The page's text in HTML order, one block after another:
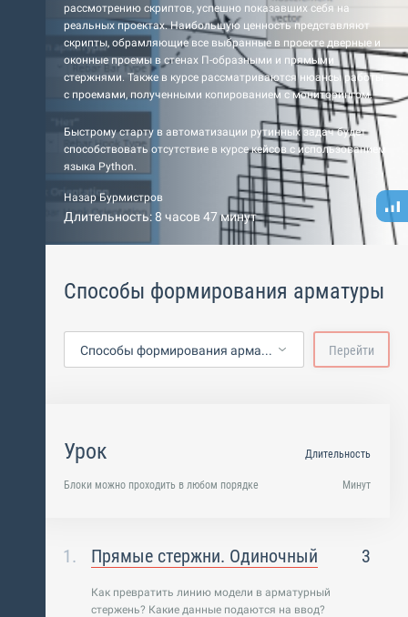
рассмотрению скриптов, успешно показавших себя на
реальных проектах. Наибольшую ценность представляют
скрипты, обрамляющие все выбранные в проекте дверные и
оконные проемы в стенах П-образными и прямыми
стержнями. Также в курсе рассматриваются нюансы работы
с проемами, полученными копированием с мониторингом.
Быстрому старту в автоматизации рутинных задач будет
способствовать отсутствие в курсе кейсов с использованием
языка Python.
Назар Бурмистров
Длительность: 8 часов 47 минут
Способы формирования арматуры
Способы формирования арматуры Перейти
Урок
Блоки можно проходить в любом порядке
Длительность
Минут
Прямые стержни. Одиночный 3
Как превратить линию модели в арматурный
стержень? Какие данные подаются на ввод?